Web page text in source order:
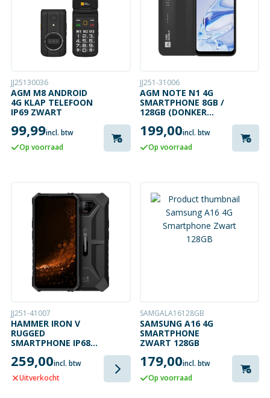
JJ25130036
AGM M8 ANDROID
4G KLAP TELEFOON
IP69 ZWART
99,99incl. btw
Op voorraad
JJ251-31006
AGM NOTE N1 4G
SMARTPHONE 8GB /
128GB (DONKER
199,00incl. btw
Op voorraad
JJ251-41007
HAMMER IRON V
RUGGED
SMARTPHONE IP68 |
259,00incl. btw
Uitverkocht
SAMGALA16128GB
SAMSUNG A16 4G
SMARTPHONE
ZWART 128GB
179,00incl. btw
Op voorraad